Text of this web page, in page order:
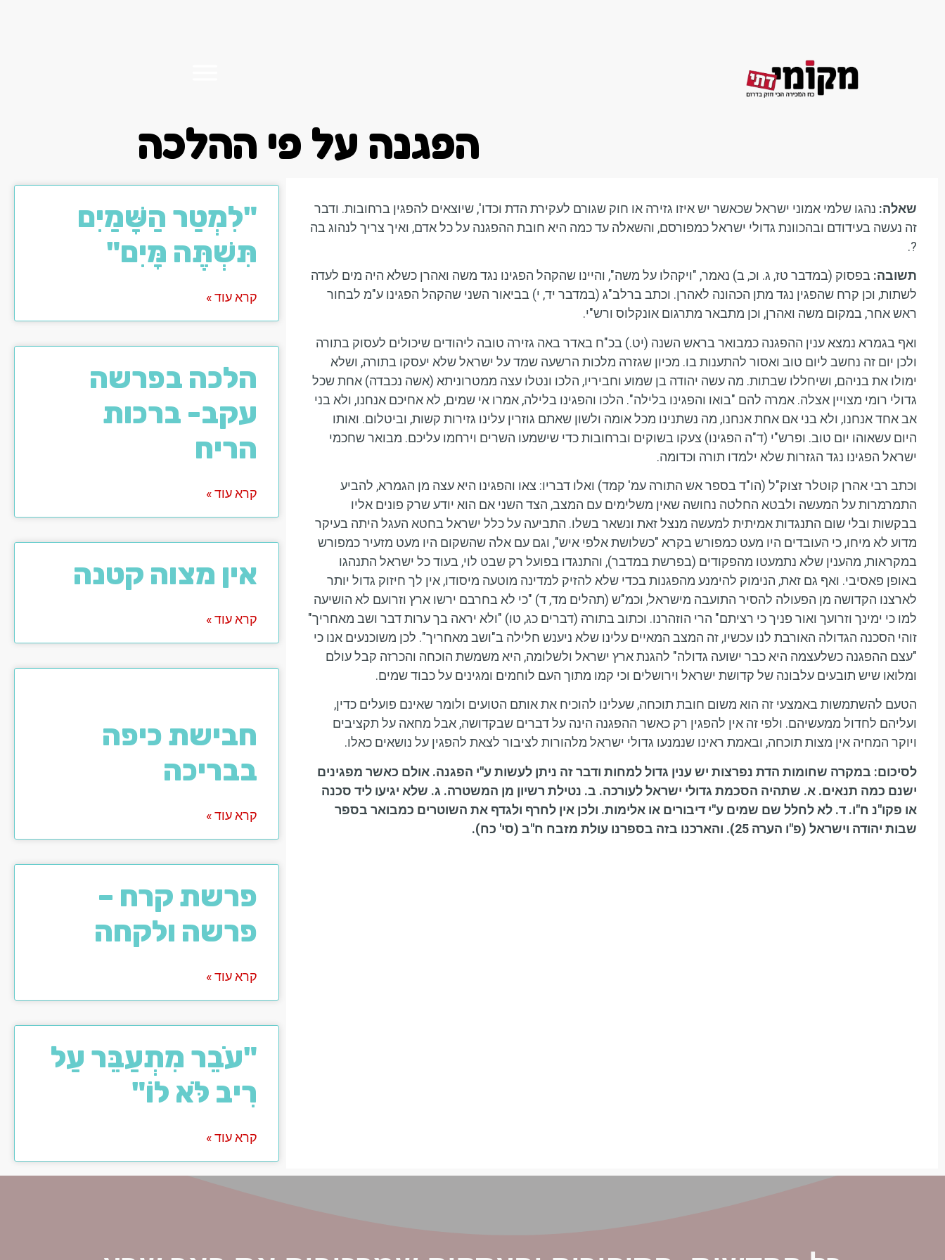
הפגנה על פי ההלכה
שאלה: נהגו שלמי אמוני ישראל שכאשר יש איזו גזירה או חוק שגורם לעקירת הדת וכדו', שיוצאים להפגין ברחובות. ודבר
זה נעשה בעידודם ובהכוונת גדולי ישראל כמפורסם, והשאלה עד כמה היא חובת ההפגנה על כל אדם, ואיך צריך לנהוג בה
?.
תשובה: בפסוק (במדבר טז, ג. וכ, ב) נאמר, "ויקהלו על משה", והיינו שהקהל הפגינו נגד משה ואהרן כשלא היה מים לעדה
לשתות, וכן קרח שהפגין נגד מתן הכהונה לאהרן. וכתב ברלב"ג (במדבר יד, י) בביאור השני שהקהל הפגינו ע"מ לבחור
ראש אחר, במקום משה ואהרן, וכן מתבאר מתרגום אונקלוס ורש"י.
ואף בגמרא נמצא ענין ההפגנה כמבואר בראש השנה (יט.) בכ"ח באדר באה גזירה טובה ליהודים שיכולים לעסוק בתורה
ולכן יום זה נחשב ליום טוב ואסור להתענות בו. מכיון שגזרה מלכות הרשעה שמד על ישראל שלא יעסקו בתורה, ושלא
ימולו את בניהם, ושיחללו שבתות. מה עשה יהודה בן שמוע וחביריו, הלכו ונטלו עצה ממטרוניתא (אשה נכבדה) אחת שכל
גדולי רומי מצויין אצלה. אמרה להם "בואו והפגינו בלילה". הלכו והפגינו בלילה, אמרו אי שמים, לא אחיכם אנחנו, ולא בני
אב אחד אנחנו, ולא בני אם אחת אנחנו, מה נשתנינו מכל אומה ולשון שאתם גוזרין עלינו גזירות קשות, וביטלום. ואותו
היום עשאוהו יום טוב. ופרש"י (ד"ה הפגינו) צעקו בשוקים וברחובות כדי שישמעו השרים וירחמו עליכם. מבואר שחכמי
ישראל הפגינו נגד הגזרות שלא ילמדו תורה וכדומה.
וכתב רבי אהרן קוטלר זצוק"ל (הו"ד בספר אש התורה עמ' קמד) ואלו דבריו: צאו והפגינו היא עצה מן הגמרא, להביע
התמרמרות על המעשה ולבטא החלטה נחושה שאין משלימים עם המצב, הצד השני אם הוא יודע שרק פונים אליו
בבקשות ובלי שום התנגדות אמיתית למעשה מנצל זאת ונשאר בשלו. התביעה על כלל ישראל בחטא העגל היתה בעיקר
מדוע לא מיחו, כי העובדים היו מעט כמפורש בקרא "כשלושת אלפי איש", וגם עם אלה שהשקום היו מעט מזעיר כמפורש
במקראות, מהענין שלא נתמעטו מהפקודים (בפרשת במדבר), והתנגדו בפועל רק שבט לוי, בעוד כל ישראל התנהגו
באופן פאסיבי. ואף גם זאת, הנימוק להימנע מהפגנות בכדי שלא להזיק למדינה מוטעה מיסודו, אין לך חיזוק גדול יותר
לארצנו הקדושה מן הפעולה להסיר התועבה מישראל, וכמ"ש (תהלים מד, ד) "כי לא בחרבם ירשו ארץ וזרועם לא הושיעה
למו כי ימינך וזרועך ואור פניך כי רציתם" הרי הוזהרנו. וכתוב בתורה (דברים כג, טו) "ולא יראה בך ערות דבר ושב מאחריך"
זוהי הסכנה הגדולה האורבת לנו עכשיו, זה המצב המאיים עלינו שלא ניענש חלילה ב"ושב מאחריך". לכן משוכנעים אנו כי
"עצם ההפגנה כשלעצמה היא כבר ישועה גדולה" להגנת ארץ ישראל ולשלומה, היא משמשת הוכחה והכרזה קבל עולם
ומלואו שיש תובעים עלבונה של קדושת ישראל וירושלים וכי קמו מתוך העם לוחמים ומגינים על כבוד שמים.
הטעם להשתמשות באמצעי זה הוא משום חובת תוכחה, שעלינו להוכיח את אותם הטועים ולומר שאינם פועלים כדין,
ועליהם לחדול ממעשיהם. ולפי זה אין להפגין רק כאשר ההפגנה הינה על דברים שבקדושה, אבל מחאה על תקציבים
ויוקר המחיה אין מצות תוכחה, ובאמת ראינו שנמנעו גדולי ישראל מלהורות לציבור לצאת להפגין על נושאים כאלו.
לסיכום: במקרה שחומות הדת נפרצות יש ענין גדול למחות ודבר זה ניתן לעשות ע"י הפגנה. אולם כאשר מפגינים
ישנם כמה תנאים. א. שתהיה הסכמת גדולי ישראל לעורכה. ב. נטילת רשיון מן המשטרה. ג. שלא יגיעו ליד סכנה
או פקו"נ ח"ו. ד. לא לחלל שם שמים ע"י דיבורים או אלימות. ולכן אין לחרף ולגדף את השוטרים כמבואר בספר
שבות יהודה וישראל (פ"ו הערה 25). והארכנו בזה בספרנו עולת מזבח ח"ב (סי' כח).
"לִמְטַר הַשָּׁמַיִם
תִּשְׁתֶּה מָּיִם"
קרא עוד »
הלכה בפרשה
עקב- ברכות
הריח
קרא עוד »
אין מצוה קטנה
קרא עוד »
חבישת כיפה
בבריכה
קרא עוד »
פרשת קרח –
פרשה ולקחה
קרא עוד »
"עֹבֵר מִתְעַבֵּר עַל
רִיב לֹּא לוֹ"
קרא עוד »